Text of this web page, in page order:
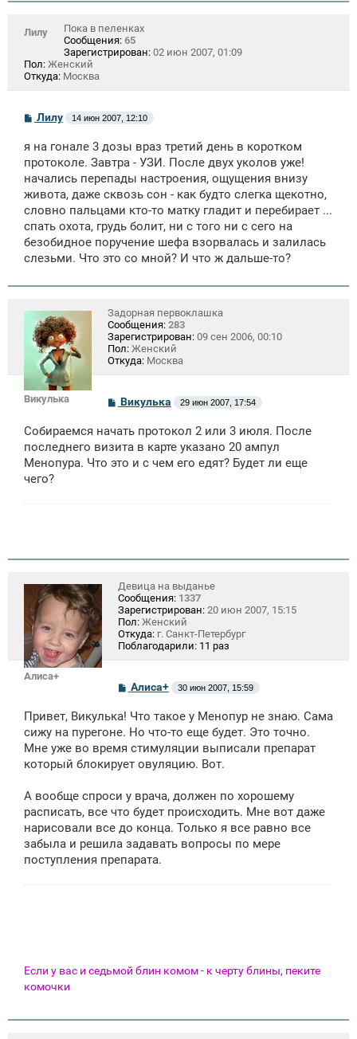
Лилу
Пока в пеленках
Сообщения: 65
Зарегистрирован: 02 июн 2007, 01:09
Пол: Женский
Откуда: Москва
С
б
щ
е
н
и
Лилу 14 июн 2007, 12:10
я на гонале 3 дозы враз третий день в коротком
протоколе. Завтра - УЗИ. После двух уколов уже!
начались перепады настроения, ощущения внизу
живота, даже сквозь сон - как будто слегка щекотно,
словно пальцами кто-то матку гладит и перебирает ...
спать охота, грудь болит, ни с того ни с сего на
безобидное поручение шефа взорвалась и залилась
слезьми. Что это со мной? И что ж дальше-то?
Викулька
Задорная первоклашка
Сообщения: 283
Зарегистрирован: 09 сен 2006, 00:10
Пол: Женский
Откуда: Москва
С
б
щ
н
Викулька 29 июн 2007, 17:54
Собираемся начать протокол 2 или 3 июля. После
последнего визита в карте указано 20 ампул
Менопура. Что это и с чем его едят? Будет ли еще
чего?
Алиса+
Девица на выданье
Сообщения: 1337
Зарегистрирован: 20 июн 2007, 15:15
Пол: Женский
Откуда: г. Санкт-Петербург
Поблагодарили: 11 раз
С
б
щ
н
и
Алиса+ 30 июн 2007, 15:59
Привет, Викулька! Что такое у Менопур не знаю. Сама
сижу на пурегоне. Но что-то еще будет. Это точно.
Мне уже во время стимуляции выписали препарат
который блокирует овуляцию. Вот.
А вообще спроси у врача, должен по хорошему
расписать, все что будет происходить. Мне вот даже
нарисовали все до конца. Только я все равно все
забыла и решила задавать вопросы по мере
поступления препарата.
Если у вас и седьмой блин комом - к черту блины, пеките
комочки